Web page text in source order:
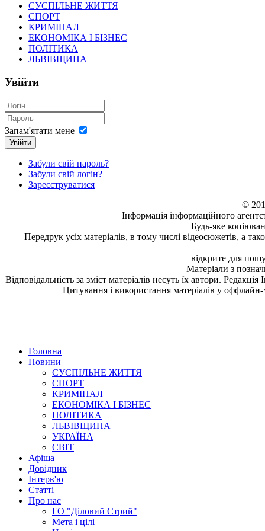
СУСПІЛЬНЕ ЖИТТЯ
СПОРТ
КРИМІНАЛ
ЕКОНОМІКА І БІЗНЕС
ПОЛІТИКА
ЛЬВІВЩИНА
Увійти
Запам'ятати мене
Увійти
Забули свій пароль?
Забули свій логін?
Зареєструватися
©
Інформація інформаційного
Будь-яке
Передрук усіх матеріалів, в тому числі відеосюжетів, а
відкрите для
Матеріали з
Відповідальність за зміст матеріалів несуть їх автори. Редакція
Цитування і використання матеріалів у
Головна
Новини
СУСПІЛЬНЕ ЖИТТЯ
СПОРТ
КРИМІНАЛ
ЕКОНОМІКА І БІЗНЕС
ПОЛІТИКА
ЛЬВІВЩИНА
УКРАЇНА
СВІТ
Афіша
Довідник
Інтерв'ю
Статті
Про нас
ГО "Діловий Стрий"
Мета і цілі